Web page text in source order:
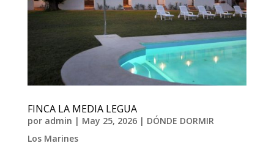
FINCA LA MEDIA LEGUA
por admin | May 25, 2026| DÓNDE DORMIR
Los Marines